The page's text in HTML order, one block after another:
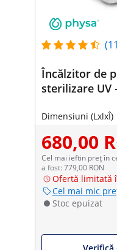
Încălzitor de
sterilizare UV
Dimensiuni (LxlxÎ)
680,00
Cel mai ieftin preț în
a fost: 779,00 RON
Ofertă limitată
Cel mai mic
Stoc epuizat